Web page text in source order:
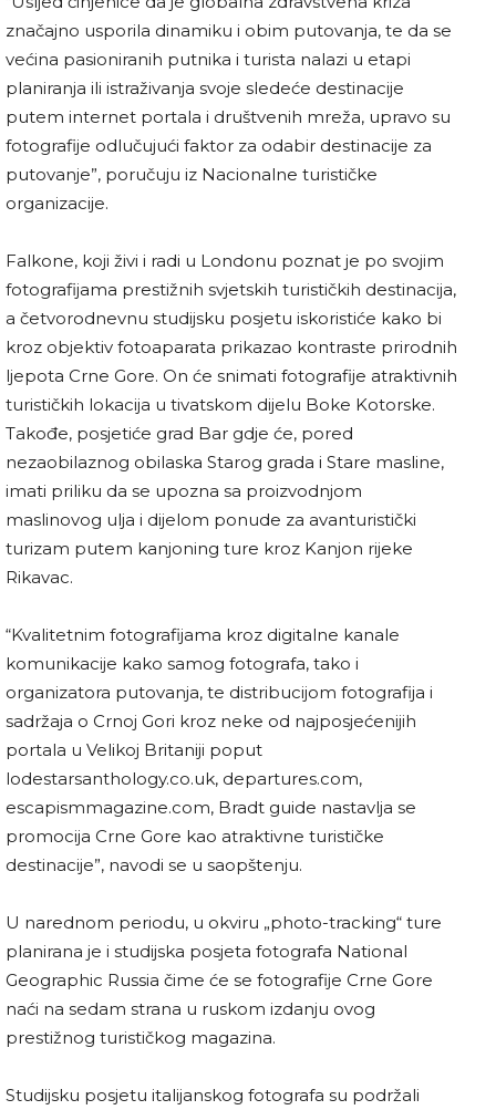
značajno usporila dinamiku i obim putovanja, te da se
većina pasioniranih putnika i turista nalazi u etapi
planiranja ili istraživanja svoje sledeće destinacije
putem internet portala i društvenih mreža, upravo su
fotografije odlučujući faktor za odabir destinacije za
putovanje”, poručuju iz Nacionalne turističke
organizacije.
Falkone, koji živi i radi u Londonu poznat je po svojim
fotografijama prestižnih svjetskih turističkih destinacija,
a četvorodnevnu studijsku posjetu iskoristiće kako bi
kroz objektiv fotoaparata prikazao kontraste prirodnih
ljepota Crne Gore. On će snimati fotografije atraktivnih
turističkih lokacija u tivatskom dijelu Boke Kotorske.
Takođe, posjetiće grad Bar gdje će, pored
nezaobilaznog obilaska Starog grada i Stare masline,
imati priliku da se upozna sa proizvodnjom
maslinovog ulja i dijelom ponude za avanturistički
turizam putem kanjoning ture kroz Kanjon rijeke
Rikavac.
“Kvalitetnim fotografijama kroz digitalne kanale
komunikacije kako samog fotografa, tako i
organizatora putovanja, te distribucijom fotografija i
sadržaja o Crnoj Gori kroz neke od najposjećenijih
portala u Velikoj Britaniji poput
lodestarsanthology.co.uk, departures.com,
escapismmagazine.com, Bradt guide nastavlja se
promocija Crne Gore kao atraktivne turističke
destinacije”, navodi se u saopštenju.
U narednom periodu, u okviru „photo-tracking“ ture
planirana je i studijska posjeta fotografa National
Geographic Russia čime će se fotografije Crne Gore
naći na sedam strana u ruskom izdanju ovog
prestižnog turističkog magazina.
Studijsku posjetu italijanskog fotografa su podržali